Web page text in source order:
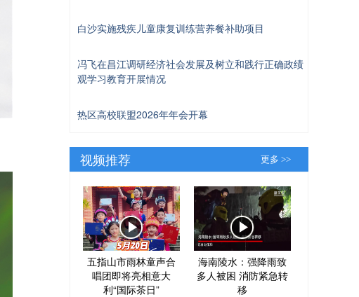
白沙实施残疾儿童康复训练营养餐补助项目
冯飞在昌江调研经济社会发展及树立和践行正确政绩
观学习教育开展情况
热区高校联盟2026年年会开幕
视频推荐 更多 >>
五指山市雨林童声合
唱团即将亮相意大
利“国际茶日”
海南陵水：强降雨致
多人被困 消防紧急转
移